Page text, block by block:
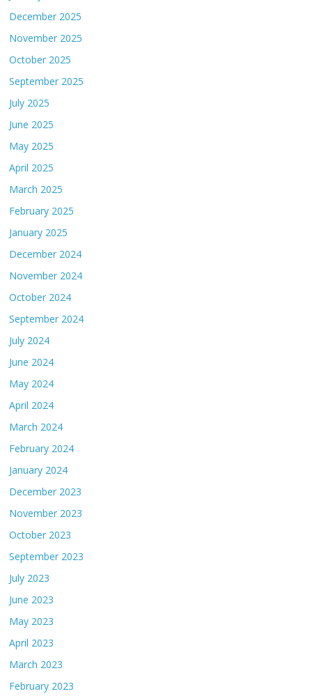
December 2025
November 2025
October 2025
September 2025
July 2025
June 2025
May 2025
April 2025
March 2025
February 2025
January 2025
December 2024
November 2024
October 2024
September 2024
July 2024
June 2024
May 2024
April 2024
March 2024
February 2024
January 2024
December 2023
November 2023
October 2023
September 2023
July 2023
June 2023
May 2023
April 2023
March 2023
February 2023